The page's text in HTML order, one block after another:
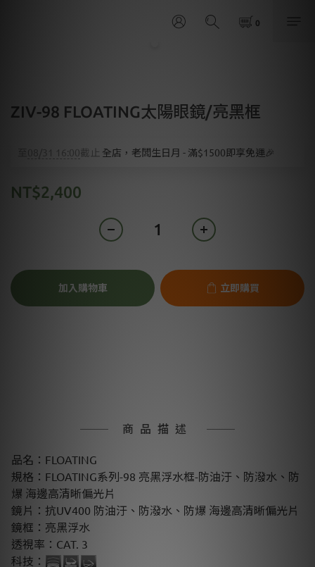
ZIV-98 FLOATING太陽眼鏡/亮黑框
08/31 16:00截止 全店，老闆生日月 - 滿$1500即享免運🎉
NT$2,400
加入購物車 立即購買
商品描述
品名：FLOATING
規格：FLOATING系列-98 亮黑浮水框-防油汙、防潑水、防
爆 海邊高清晰偏光片
鏡片：抗UV400 防油汙、防潑水、防爆 海邊高清晰偏光片
鏡框：亮黑浮水
透視率：CAT. 3
科技：